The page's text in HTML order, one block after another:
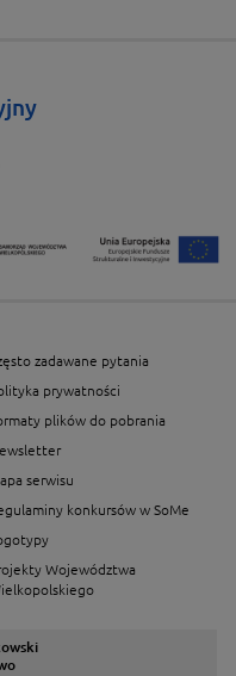
zadawane pytania
prywatności
plików do pobrania
serwisu
konkursów w SoMe
Województwa